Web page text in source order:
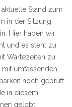
Stand zum
in der Sitzung
Hier haben wir
und es steht zu
Wartezeiten zu
umfassenden
noch geprüft
in diesem
gelobt.